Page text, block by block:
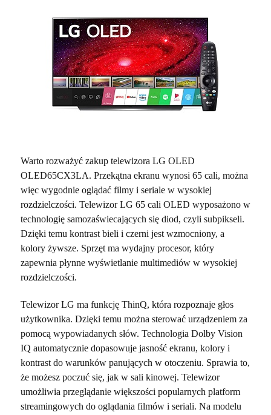
Warto rozważyć zakup telewizora LG OLED
OLED65CX3LA. Przekątna ekranu wynosi 65 cali, można
więc wygodnie oglądać filmy i seriale w wysokiej
rozdzielczości. Telewizor LG 65 cali OLED wyposażono w
technologię samozaświecających się diod, czyli subpikseli.
Dzięki temu kontrast bieli i czerni jest wzmocniony, a
kolory żywsze. Sprzęt ma wydajny procesor, który
zapewnia płynne wyświetlanie multimediów w wysokiej
rozdzielczości.
Telewizor LG ma funkcję ThinQ, która rozpoznaje głos
użytkownika. Dzięki temu można sterować urządzeniem za
pomocą wypowiadanych słów. Technologia Dolby Vision
IQ automatycznie dopasowuje jasność ekranu, kolory i
kontrast do warunków panujących w otoczeniu. Sprawia to,
że możesz poczuć się, jak w sali kinowej. Telewizor
umożliwia przeglądanie większości popularnych platform
streamingowych do oglądania filmów i seriali. Na modelu